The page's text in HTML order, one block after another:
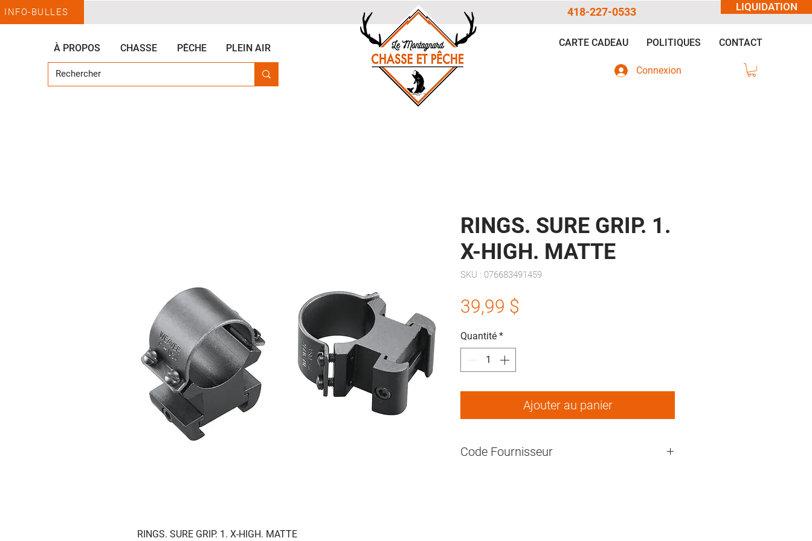
LIQUIDATION
INFO-BULLES
À PROPOS CHASSE PÊCHE PLEIN AIR
418-227-0533
CARTE CADEAU POLITIQUES CONTACT
Connexion
RINGS. SURE GRIP. 1. X-HIGH. MATTE
RINGS. SURE GRIP. 1.
X-HIGH. MATTE
SKU : 076683491459
39,99 $
Quantité *
Ajouter au panier
Code Fournisseur